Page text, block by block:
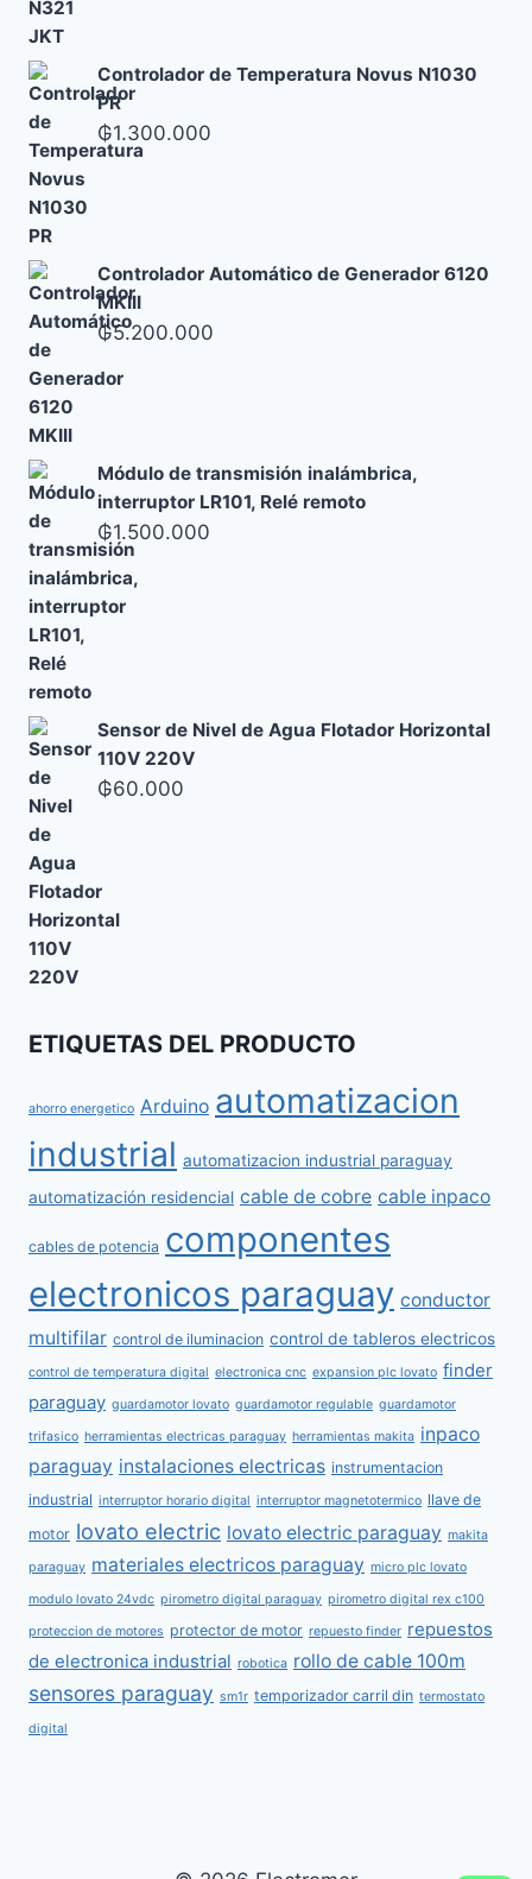
Controlador de Temperatura Novus N1030
PR
₲1.300.000
Controlador Automático de Generador 6120
MKIII
₲5.200.000
Módulo de transmisión inalámbrica,
interruptor LR101, Relé remoto
₲1.500.000
Sensor de Nivel de Agua Flotador Horizontal
110V 220V
₲60.000
ETIQUETAS DEL PRODUCTO
ahorro energetico Arduino automatizacion
industrial automatizacion industrial paraguay
automatización residencial cable de cobre cable inpaco
cables de potencia componentes
electronicos paraguay conductor
multifilar control de iluminacion control de tableros electricos
control de temperatura digital electronica cnc expansion plc lovato finder
paraguay guardamotor lovato guardamotor regulable guardamotor
trifasico herramientas electricas paraguay herramientas makita inpaco
paraguay instalaciones electricas instrumentacion
industrial interruptor horario digital interruptor magnetotermico llave de
motor lovato electric lovato electric paraguay makita
paraguay materiales electricos paraguay micro plc lovato
modulo lovato 24vdc pirometro digital paraguay pirometro digital rex c100
proteccion de motores protector de motor repuesto finder repuestos
de electronica industrial robotica rollo de cable 100m
sensores paraguay sm1r temporizador carril din termostato
digital